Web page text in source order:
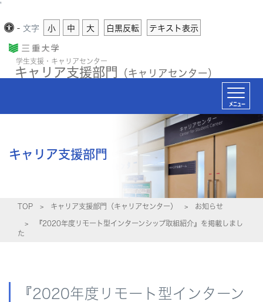
'
- 文字 小 中 大 白黒反転 テキスト表示
学生支援・キャリアセンター
キャリア支援部門 （キャリアセンター）
メニュー
キャリア支援部門
TOP キャリア支援部門（キャリアセンター） お知らせ
『2020年度リモート型インターンシップ取組紹介』を掲載しまし
た
『2020年度リモート型インターン